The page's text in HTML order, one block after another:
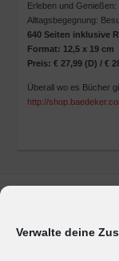
Verwalte deine
Erleben und Genießen:
Alltagsbegegnung:
640 Seiten inklusive
Format: 12,5 x 19 cm
Preis: € 27,99 (D) / €
Überall wo es Bücher
http://